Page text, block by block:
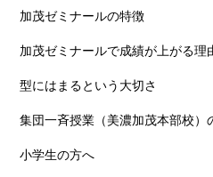
加茂ゼミナールの特徴
加茂ゼミナールで成績が上がる理
型にはまるという大切さ
集団一斉授業（美濃加茂本部校）
小学生の方へ